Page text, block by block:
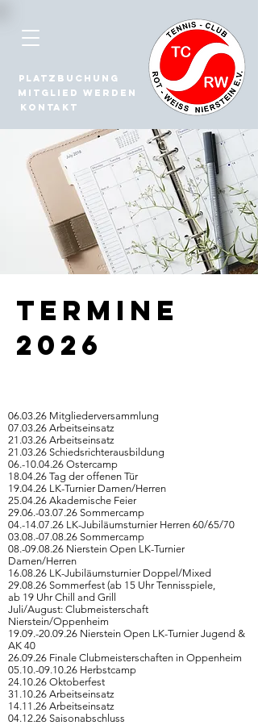
Mitglied werden
Kontakt
Platzbuchung
Termine
2026
06.03.26 Mitgliederversammlung
07.03.26 Arbeitseinsatz
21.03.26 Arbeitseinsatz
21.03.26 Schiedsrichterausbildung
06.-10.04.26 Ostercamp
18.04.26 Tag der offenen Tür
19.04.26 LK-Turnier Damen/Herren
25.04.26 Akademische Feier
29.06.-03.07.26 Sommercamp
04.-14.07.26 LK-Jubiläumsturnier Herren 60/65/70
03.08.-07.08.26 Sommercamp
08.-09.08.26 Nierstein Open LK-Turnier
Damen/Herren
16.08.26 LK-Jubiläumsturnier Doppel/Mixed
29.08.26 Sommerfest (ab 15 Uhr Tennisspiele,
ab 19 Uhr Chill and Grill
Juli/August: Clubmeisterschaft
Nierstein/Oppenheim
19.09.-20.09.26 Nierstein Open LK-Turnier Jugend &
AK 40
26.09.26 Finale Clubmeisterschaften in Oppenheim
05.10.-09.10.26 Herbstcamp
24.10.26 Oktoberfest
31.10.26 Arbeitseinsatz
14.11.26 Arbeitseinsatz
04.12.26 Saisonabschluss